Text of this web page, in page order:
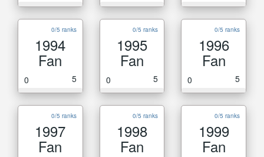
0/5 ranks
1994
Fan
0 5
0/5 ranks
1995
Fan
0 5
0/5 ranks
1996
Fan
0 5
0/5 ranks
1997
Fan
0/5 ranks
1998
Fan
0/5 ranks
1999
Fan